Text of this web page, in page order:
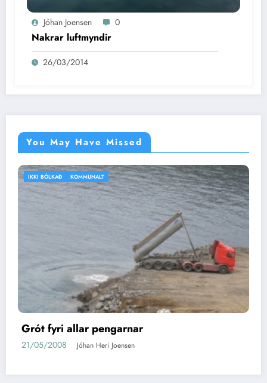
Jóhan Joensen 0
Nakrar luftmyndir
26/03/2014
You May Have Missed
IKKI BÓLKAÐ VEÐRIÐ